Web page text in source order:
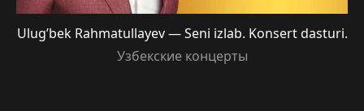
Ulug’bek Rahmatullayev — Seni izlab. Konsert dasturi.
Узбекские концерты